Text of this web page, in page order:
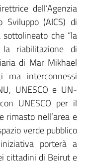
dell’Agenzia
Sviluppo (AICS) di
che “la
la riabilitazione di
di Mar Mikhael
ma interconnessi
UNESCO e UN-
UNESCO per il
rimasto nell’area e
verde pubblico
porterà a
cittadini di Beirut e